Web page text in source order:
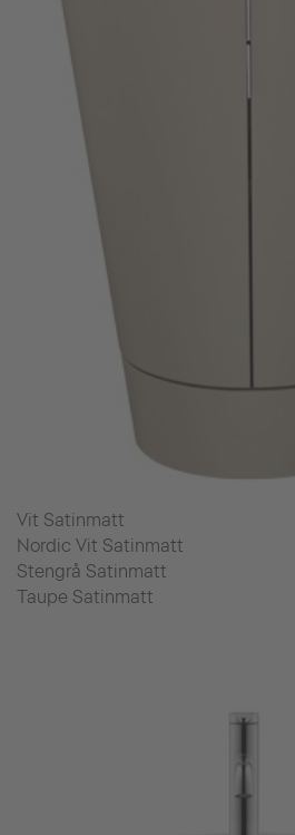
Vit Satinmatt
Nordic Vit Satinmatt
Stengrå Satinmatt
Taupe Satinmatt